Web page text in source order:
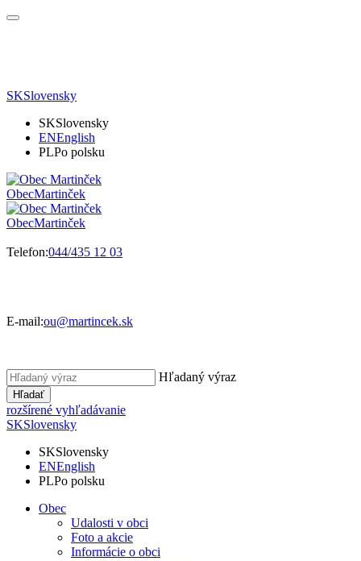
SKSlovensky
SKSlovensky
ENEnglish
PLPo polsku
ObecMartinček
ObecMartinček
Telefon:044/435 12 03
E-mail:ou@martincek.sk
Hľadaný výraz
Hľadať
rozšírené vyhľadávanie
SKSlovensky
SKSlovensky
ENEnglish
PLPo polsku
Obec
Udalosti v obci
Foto a akcie
Informácie o obci